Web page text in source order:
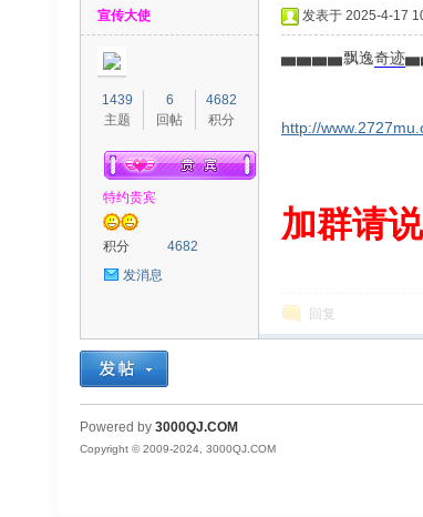
QJ
宣传大使
1439
主题
6
回帖
4682
积分
特约贵宾
积分
4682
发消息
发表于 2025-4-17
▅▅▅▅飘逸奇迹
http://
加群请
回复
Powered by 3000QJ.COM
Copyright © 2009-2024, 3000QJ.COM